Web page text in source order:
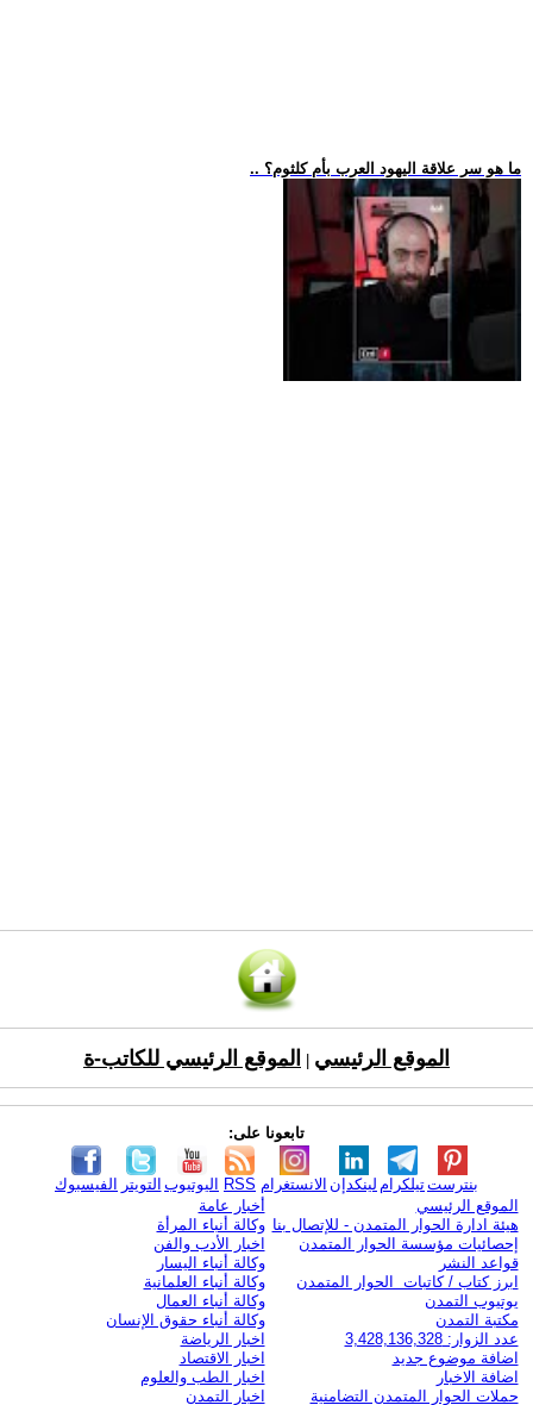
.. ما هو سر علاقة اليهود العرب بأم كلثوم؟
الموقع الرئيسي الموقع الرئيسي للكاتب-ة
تابعونا على:
الفيسبوك التويتر اليوتيوب RSS الانستغرام لينكدإن تيلكرامبنترست
الموقع الرئيسي
هيئة ادارة الحوار المتمدن - للإتصال بنا
إحصائيات مؤسسة الحوار المتمدن
قواعد النشر
ابرز كتاب / كاتبات الحوار المتمدن
يوتيوب التمدن
مكتبة التمدن
عدد الزوار: 3,428,136,328
اضافة موضوع جديد
اضافة الاخبار
حملات الحوار المتمدن التضامنية
أخبار عامة
وكالة أنباء المرأة
اخبار الأدب والفن
وكالة أنباء اليسار
وكالة أنباء العلمانية
وكالة أنباء العمال
وكالة أنباء حقوق الإنسان
اخبار الرياضة
اخبار الاقتصاد
اخبار الطب والعلوم
اخبار التمدن